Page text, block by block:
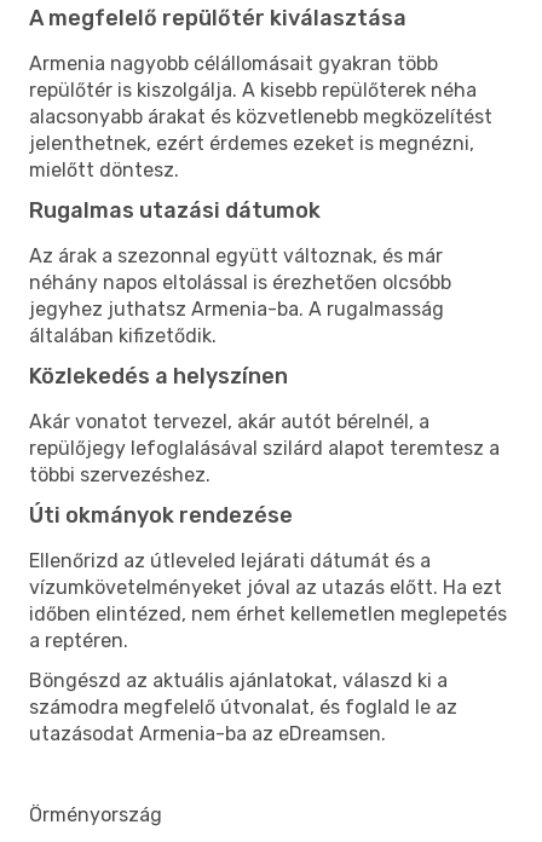
A megfelelő repülőtér kiválasztása
Armenia nagyobb célállomásait gyakran több
repülőtér is kiszolgálja. A kisebb repülőterek néha
alacsonyabb árakat és közvetlenebb megközelítést
jelenthetnek, ezért érdemes ezeket is megnézni,
mielőtt döntesz.
Rugalmas utazási dátumok
Az árak a szezonnal együtt változnak, és már
néhány napos eltolással is érezhetően olcsóbb
jegyhez juthatsz Armenia-ba. A rugalmasság
általában kifizetődik.
Közlekedés a helyszínen
Akár vonatot tervezel, akár autót bérelnél, a
repülőjegy lefoglalásával szilárd alapot teremtesz a
többi szervezéshez.
Úti okmányok rendezése
Ellenőrizd az útleveled lejárati dátumát és a
vízumkövetelményeket jóval az utazás előtt. Ha ezt
időben elintézed, nem érhet kellemetlen meglepetés
a reptéren.
Böngészd az aktuális ajánlatokat, válaszd ki a
számodra megfelelő útvonalat, és foglald le az
utazásodat Armenia-ba az eDreamsen.
Örményország